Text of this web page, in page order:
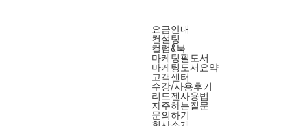
요금안내
컨설팅
컬럼&북
마케팅필도서
마케팅도서요약
고객센터
수강/사용후기
리드젠사용법
자주하는질문
문의하기